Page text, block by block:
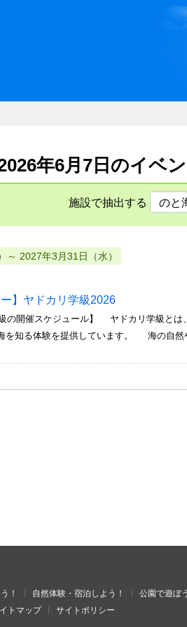
れあい公社 い
年6月7日のイベ
施設で抽出する
～ 2027年3月31日（水）
】ヤドカリ学級2026
の開催スケジュール】 ヤドカリ学級と
知る体験を提供しています。 海の自然
！ 自然体験・宿泊しよう！ 公園で遊ぼ
トマップ サイトポリシー